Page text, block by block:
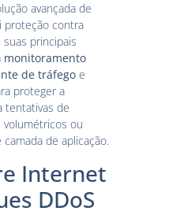
avançada de
proteção contra
principais
monitoramento
de tráfego e
proteger a
tentativas de
volumétricos ou
de aplicação.
Internet
DDoS